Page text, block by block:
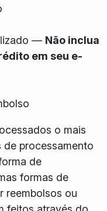
— Não inclua
em seu e-
​​o mais
de processamento
de
formas de
reembolsos ou